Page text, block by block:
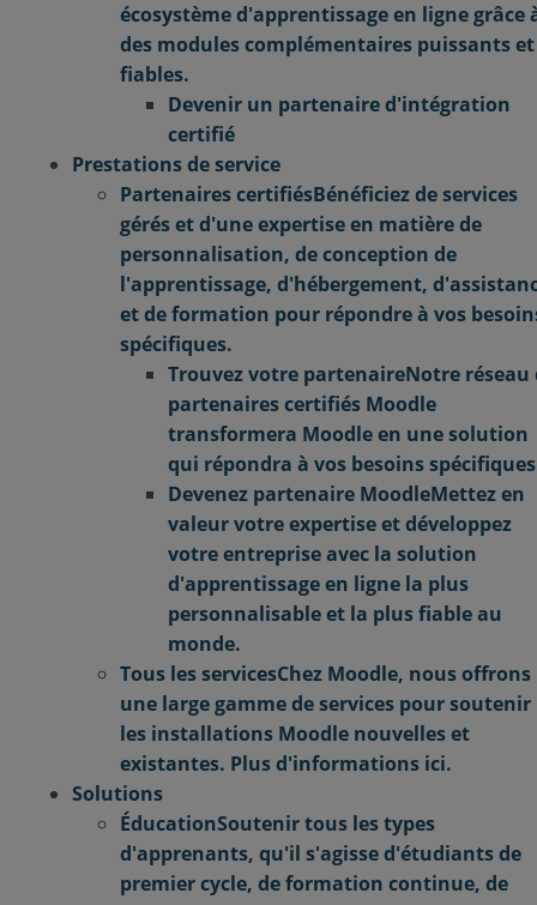
écosystème d'apprentissage en ligne grâce
des modules complémentaires puissants et
fiables.
Devenir un partenaire d'intégration
certifié
Prestations de service
Partenaires certifiésBénéficiez de services
gérés et d'une expertise en matière de
personnalisation, de conception de
l'apprentissage, d'hébergement,
et de formation pour répondre à vos
spécifiques.
Trouvez votre partenaireNotre réseau
partenaires certifiés Moodle
transformera Moodle en une solution
qui répondra à vos besoins
Devenez partenaire MoodleMettez en
valeur votre expertise et développez
votre entreprise avec la solution
d'apprentissage en ligne la plus
personnalisable et la plus fiable au
monde.
Tous les servicesChez Moodle, nous offrons
une large gamme de services pour soutenir
les installations Moodle nouvelles et
existantes. Plus d'informations ici.
Solutions
ÉducationSoutenir tous les types
d'apprenants, qu'il s'agisse d'étudiants de
premier cycle, de formation continue, de